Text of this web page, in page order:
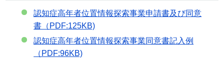
認知症高年者位置情報探索事業申請書及び同意
書（PDF:125KB)
認知症高年者位置情報探索事業同意書記入例
（PDF:96KB)